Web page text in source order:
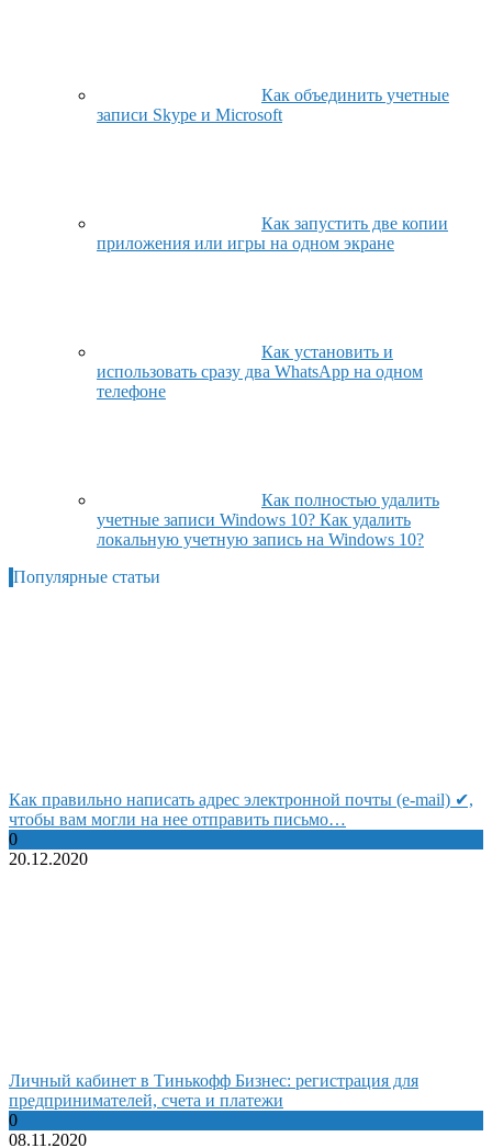
Как объединить учетные
записи Skype и Microsoft
Как запустить две копии
приложения или игры на одном экране
Как установить и
использовать сразу два WhatsApp на одном
телефоне
Как полностью удалить
учетные записи Windows 10? Как удалить
локальную учетную запись на Windows 10?
Популярные статьи
Как правильно написать адрес электронной почты (e-mail) ✔,
чтобы вам могли на нее отправить письмо…
0
20.12.2020
Личный кабинет в Тинькофф Бизнес: регистрация для
предпринимателей, счета и платежи
0
08.11.2020